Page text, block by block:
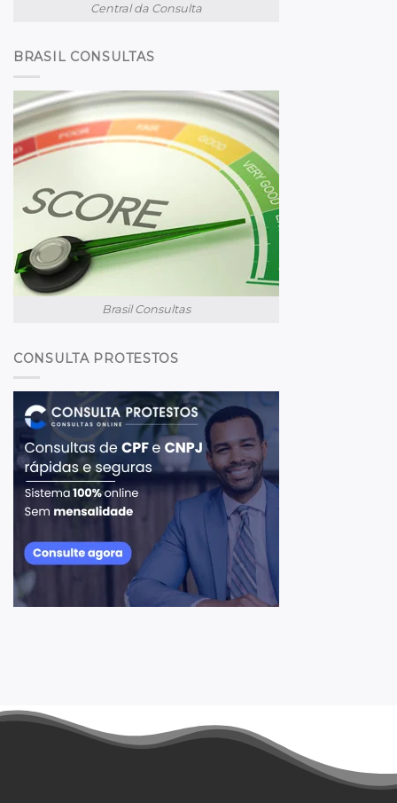
Central da Consulta
BRASIL CONSULTAS
Brasil Consultas
CONSULTA PROTESTOS